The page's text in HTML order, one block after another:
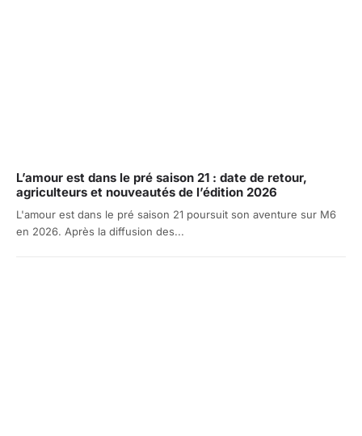
L’amour est dans le pré saison 21 : date de retour,
agriculteurs et nouveautés de l’édition 2026
L'amour est dans le pré saison 21 poursuit son aventure sur M6
en 2026. Après la diffusion des...